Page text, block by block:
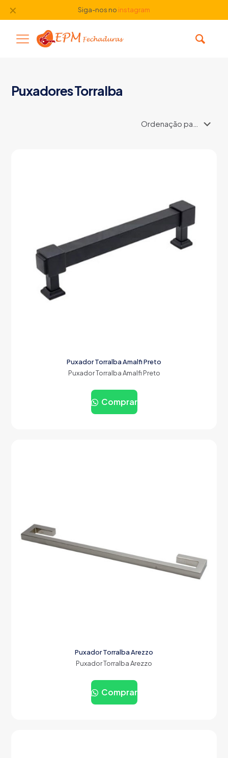
Siga-nos no instagram
✕
Puxadores Torralba
Puxador Torralba Amalfi Preto
Puxador Torralba Amalfi Preto
Comprar
Puxador Torralba Arezzo
Puxador Torralba Arezzo
Comprar